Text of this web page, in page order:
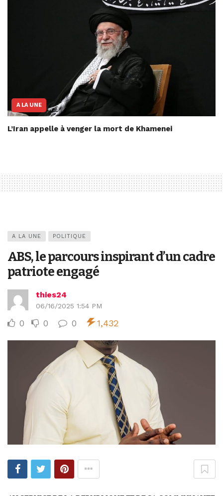
A LA UNE
L’Iran appelle à venger la mort de Khamenei
A LA UNE POLITIQUE
ABS, le parcours inspirant d’un cadre
patriote engagé
thies24
06/16/2025 1:54 PM
0 0 0 1,432